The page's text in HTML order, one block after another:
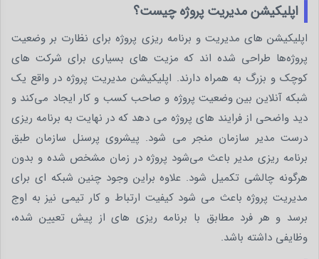
اپلیکیشن مدیریت پروژه چیست؟
اپلیکیشن های مدیریت و برنامه ریزی پروژه برای نظارت بر وضعیت
پروژه‌ها طراحی شده اند که مزیت های بسیاری برای شرکت های
کوچک و بزرگ به همراه دارند. اپلیکیشن مدیریت پروژه در واقع یک
شبکه آنلاین بین وضعیت پروژه و صاحب کسب و کار ایجاد می‌کند و
دید واضحی از فرایند های پروژه می دهد که در نهایت به برنامه ریزی
درست مدیر سازمان منجر می شود. پیشروی پرسنل سازمان طبق
برنامه‌ ریزی مدیر باعث می‌شود پروژه در زمان مشخص شده و بدون
هرگونه چالشی تکمیل شود. علاوه براین وجود چنین شبکه ‌ای برای
مدیریت پروژه باعث می ‌شود کیفیت ارتباط و کار تیمی نیز به اوج
برسد و هر فرد مطابق با برنامه ریزی های از پیش تعیین شده،
وظایفی داشته باشد.